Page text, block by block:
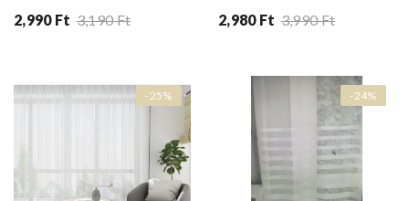
2,990 Ft 3,190 Ft 2,980 Ft 3,990 Ft
-25% -24%